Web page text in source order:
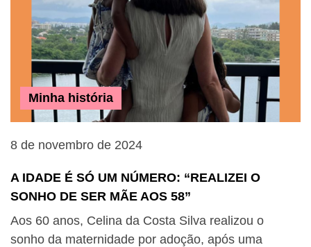
Minha história
8 de novembro de 2024
A IDADE É SÓ UM NÚMERO: “REALIZEI O
SONHO DE SER MÃE AOS 58”
Aos 60 anos, Celina da Costa Silva realizou o
sonho da maternidade por adoção, após uma